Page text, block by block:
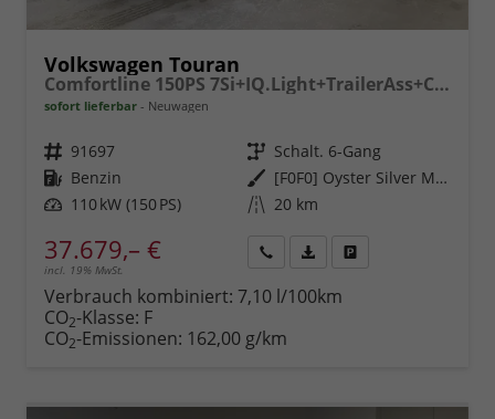
Volkswagen Touran
Comfortline 150PS 7Si+IQ.Light+TrailerAss+Cam+Navi+Kamera+Alarm+Kessy+App-Connect
sofort lieferbar Neuwagen
Fahrzeugnr. 91697 Getriebe Schalt. 6-Gang
Kraftstoff Benzin Außenfarbe
[F0F0] Oyster Silver Metallic
Leistung 110 kW (150 PS) Kilometerstand 20 km
37.679,– €
incl. 19% MwSt.
anfordern
Datei,
Verbrauch kombiniert: 7,10 l/100km
CO2-Klasse: F
CO2-Emissionen: 162,00 g/km